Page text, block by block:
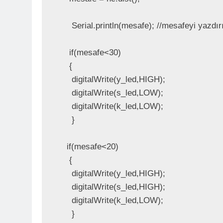
Serial.println(mesafe); //mesafeyi
   if(mesafe<30)
   {
    digitalWrite(y_led,HIGH);
    digitalWrite(s_led,LOW);
    digitalWrite(k_led,LOW);
    }
  if(mesafe<20)
   {
    digitalWrite(y_led,HIGH);
    digitalWrite(s_led,HIGH);
    digitalWrite(k_led,LOW);
    }